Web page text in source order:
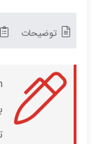
توضیحات